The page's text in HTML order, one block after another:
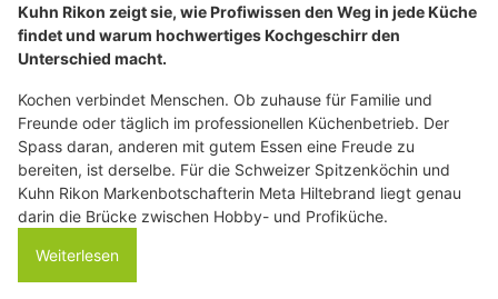
Kuhn Rikon zeigt sie, wie Profiwissen den Weg in jede Küche
findet und warum hochwertiges Kochgeschirr den
Unterschied macht.
Kochen verbindet Menschen. Ob zuhause für Familie und
Freunde oder täglich im professionellen Küchenbetrieb. Der
Spass daran, anderen mit gutem Essen eine Freude zu
bereiten, ist derselbe. Für die Schweizer Spitzenköchin und
Kuhn Rikon Markenbotschafterin Meta Hiltebrand liegt genau
darin die Brücke zwischen Hobby- und Profiküche.
Weiterlesen